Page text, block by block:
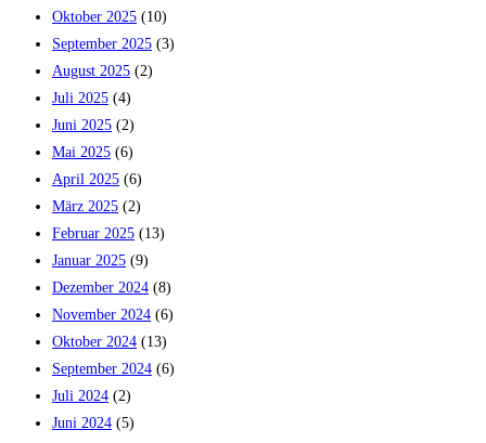
Oktober 2025 (10)
September 2025 (3)
August 2025 (2)
Juli 2025 (4)
Juni 2025 (2)
Mai 2025 (6)
April 2025 (6)
März 2025 (2)
Februar 2025 (13)
Januar 2025 (9)
Dezember 2024 (8)
November 2024 (6)
Oktober 2024 (13)
September 2024 (6)
Juli 2024 (2)
Juni 2024 (5)